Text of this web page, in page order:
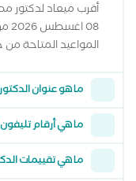
أقرب ميعاد
المواعيد المتاحة
ما هو عنوان
ما هي أرقام
ما هي تقييمات